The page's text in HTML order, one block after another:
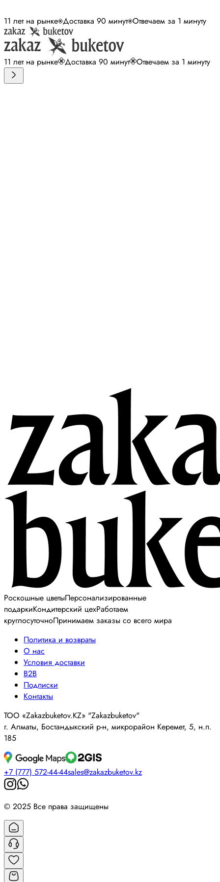
11 лет на рынке Доставка 90 минут Отвечаем за 1 минуту
11 лет на рынке Доставка 90 минут Отвечаем за 1 минуту
Роскошные цветыПерсонализированные
подаркиКондитерский цехРаботаем
круглосуточноПринимаем заказы со всего мира
Политика и возвраты
О нас
Условия доставки
B2B
Подписки
Контакты
ТОО «Zakazbuketov.KZ» "Zakazbuketov"
г. Алматы, Бостандыкский р-н, микрорайон Керемет, 5, н.п.
185
+7 (777) 572-44-44sales@zakazbuketov.kz
© 2025 Все права защищены